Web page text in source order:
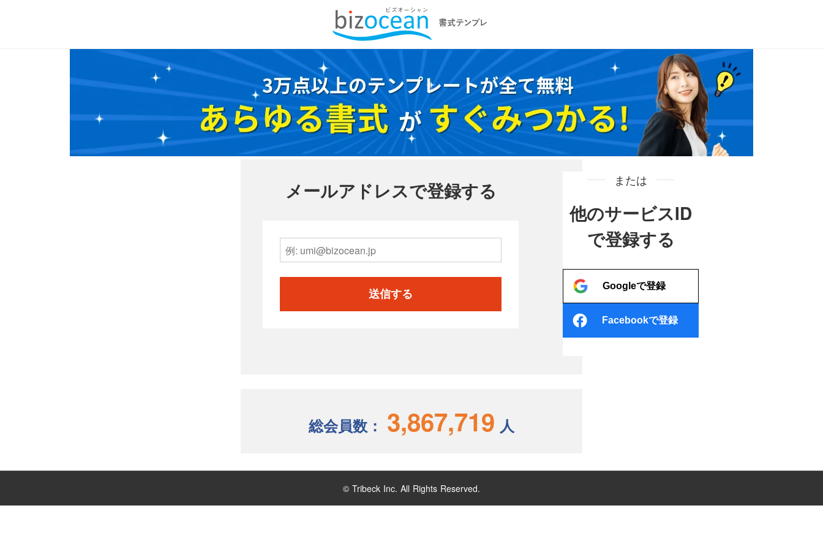
メールアドレスで登録する
送信する
または
他のサービスID
で登録する
Googleで登録
Facebookで登録
総会員数： 3,867,719 人
© Tribeck Inc. All Rights Reserved.